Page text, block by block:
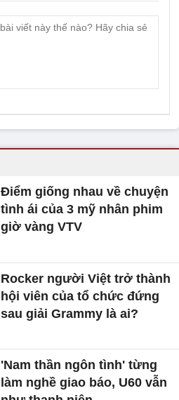
Điểm giống nhau về chuyện
tình ái của 3 mỹ nhân phim
giờ vàng VTV
Rocker người Việt trở thành
hội viên của tổ chức đứng
sau giải Grammy là ai?
'Nam thần ngôn tình' từng
làm nghề giao báo, U60 vẫn